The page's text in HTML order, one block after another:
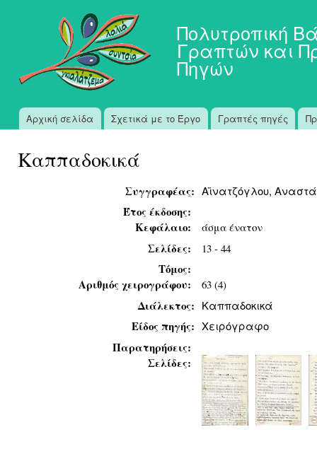
Πολυτροπική
Γραπτών και
Πηγών
Κύριο μενού
Αρχική σελίδα Σχετικά με το Έργο Γραπτές πηγές
Καππαδοκικά
Συγγραφέας: Αϊνατζόγλου,
Έτος έκδοσης:
Κεφάλαιο:
άσμα ένατον
Σελίδες: 13 - 44
Τόμος:
Αριθμός χειρογράφου:
63 (4)
Διάλεκτος: Καππαδοκικά
Είδος πηγής: Χειρόγραφο
Παρατηρήσεις:
Σελίδες: